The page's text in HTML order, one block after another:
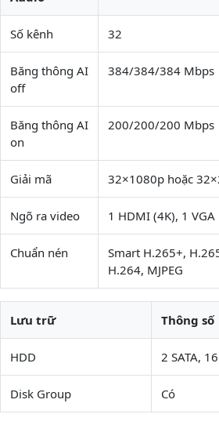
Số kênh 32
Băng thông AI
off
384/384/384 Mbps
Băng thông AI
on
200/200/200 Mbps
Giải mã 32×1080p hoặc
Ngõ ra video 1 HDMI (4K), 1 VGA
Chuẩn nén
Smart H.265+,
H.264, MJPEG
Lưu trữ Thông số
HDD 2 SATA,
Disk Group Có